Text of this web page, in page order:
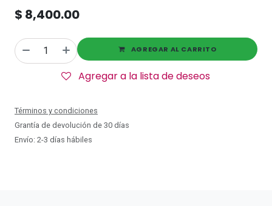
$ 8,400.00
AGREGAR AL CARRITO
Agregar a la lista de deseos
Términos y condiciones
Grantía de devolución de 30 días
Envío: 2-3 días hábiles